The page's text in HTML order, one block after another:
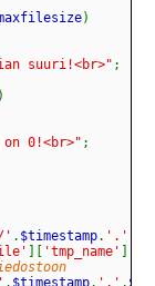
)
suuri!<br>" ;
)
on 0!<br>" ;
' . $timestamp. '.'
] [ 'tmp_name' ]
. $timestamp. '.' .